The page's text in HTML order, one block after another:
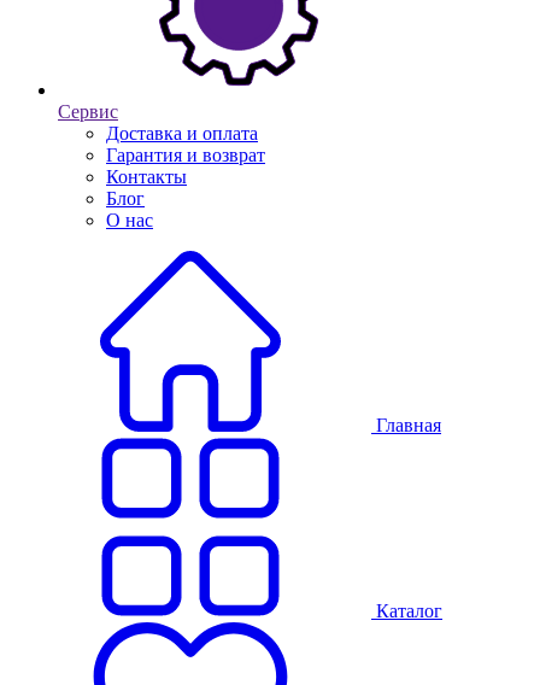
Сервис
Доставка и оплата
Гарантия и возврат
Контакты
Блог
О нас
Главная
Каталог